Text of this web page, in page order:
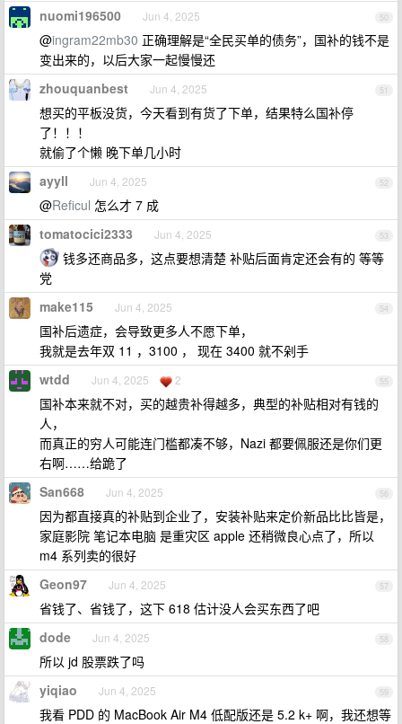
50
nuomi196500 Jun 4, 2025
@ingram22mb30 正确理解是“全民买单的债务”，国补的钱不是
变出来的，以后大家一起慢慢还
51
zhouquanbest Jun 4, 2025
想买的平板没货，今天看到有货了下单，结果特么国补停
了！！！
就偷了个懒 晚下单几小时
52
ayyll Jun 4, 2025
@Reficul 怎么才 7 成
53
tomatocici2333 Jun 4, 2025
钱多还商品多，这点要想清楚 补贴后面肯定还会有的 等等
党
54
make115 Jun 4, 2025
国补后遗症，会导致更多人不愿下单，
我就是去年双 11 ，3100 ， 现在 3400 就不剁手
55
wtdd Jun 4, 2025 2
国补本来就不对，买的越贵补得越多，典型的补贴相对有钱的
人，
而真正的穷人可能连门槛都凑不够，Nazi 都要佩服还是你们更
右啊……给跪了
56
San668 Jun 4, 2025
因为都直接真的补贴到企业了，安装补贴来定价新品比比皆是，
家庭影院 笔记本电脑 是重灾区 apple 还稍微良心点了，所以
m4 系列卖的很好
57
Geon97 Jun 4, 2025
省钱了、省钱了，这下 618 估计没人会买东西了吧
58
dode Jun 4, 2025
所以 jd 股票跌了吗
59
yiqiao Jun 4, 2025
我看 PDD 的 MacBook Air M4 低配版还是 5.2 k+ 啊，我还想等